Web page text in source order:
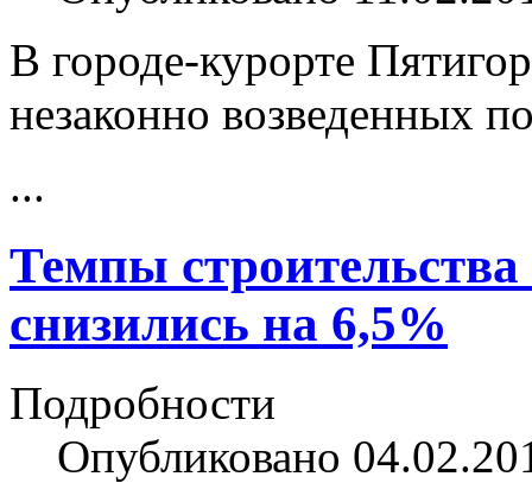
В городе-курорте
незаконно возведенных
...
Темпы
снизились на 6,5%
Подробности
Опубликовано